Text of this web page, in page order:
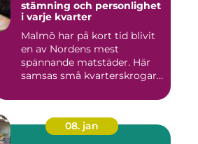
stämning och personlighet
i varje kvarter
Malmö har på kort tid blivit
en av Nordens mest
spännande matstäder. Här
samsas små kvarterskrogar
08. jan